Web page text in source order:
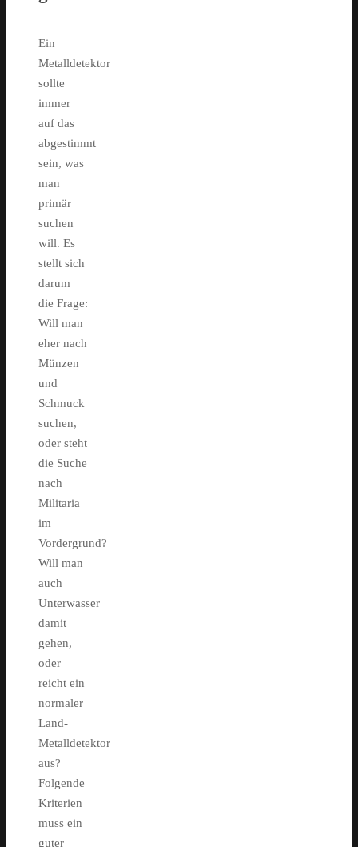
Ein
Metalldetektor
sollte
immer
auf das
abgestimmt
sein, was
man
primär
suchen
will. Es
stellt sich
darum
die Frage:
Will man
eher nach
Münzen
und
Schmuck
suchen,
oder steht
die Suche
nach
Militaria
im
Vordergrund?
Will man
auch
Unterwasser
damit
gehen,
oder
reicht ein
normaler
Land-
Metalldetektor
aus?
Folgende
Kriterien
muss ein
guter